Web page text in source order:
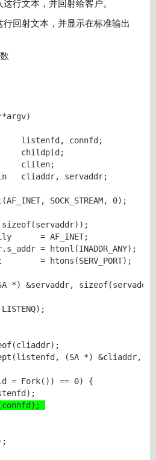
行文本，并回射给客户。
回射文本，并显示在标准输出
listenfd, connfd;
childpid;
clilen;
cliaddr, servaddr;
SOCK_STREAM, 0);
= AF_INET;
= htonl(INADDR_ANY);
= htons(SERV_PORT);
&servaddr,
(SA *) &cliaddr,
Fork()) == 0) {